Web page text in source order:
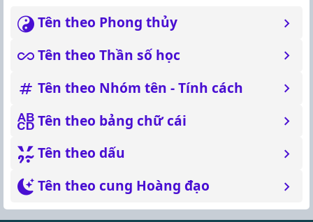
Tên theo Phong thủy
Tên theo Thần số học
Tên theo Nhóm tên - Tính cách
Tên theo bảng chữ cái
Tên theo dấu
Tên theo cung Hoàng đạo